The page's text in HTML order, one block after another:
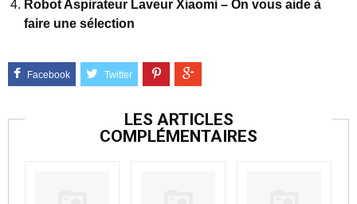
Robot Aspirateur Laveur Xiaomi – On vous aide à
faire une sélection
LES ARTICLES
COMPLÉMENTAIRES